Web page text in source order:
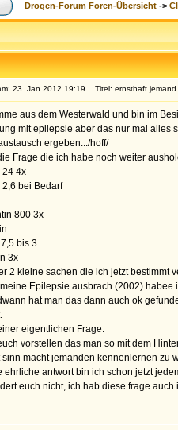
Drogen-Forum Foren-Übersicht ->
23. Jan 2012 19:19 Titel: ernsthaft jemand
aus dem Westerwald und bin im
mit epilepsie aber das nur mal alles
ergeben.../hoff/
Frage die ich habe noch weiter
24 4x
bei Bedarf
800 3x
bis 3
3x
2 kleine sachen die ich jetzt bestimmt
Epilepsie ausbrach (2002)
hat man das dann auch ok
eigentlichen Frage:
vorstellen das man so mit dem
macht jemanden kennenlernen zu
ehrliche antwort bin ich schon jetzt
euch nicht, ich hab diese frage